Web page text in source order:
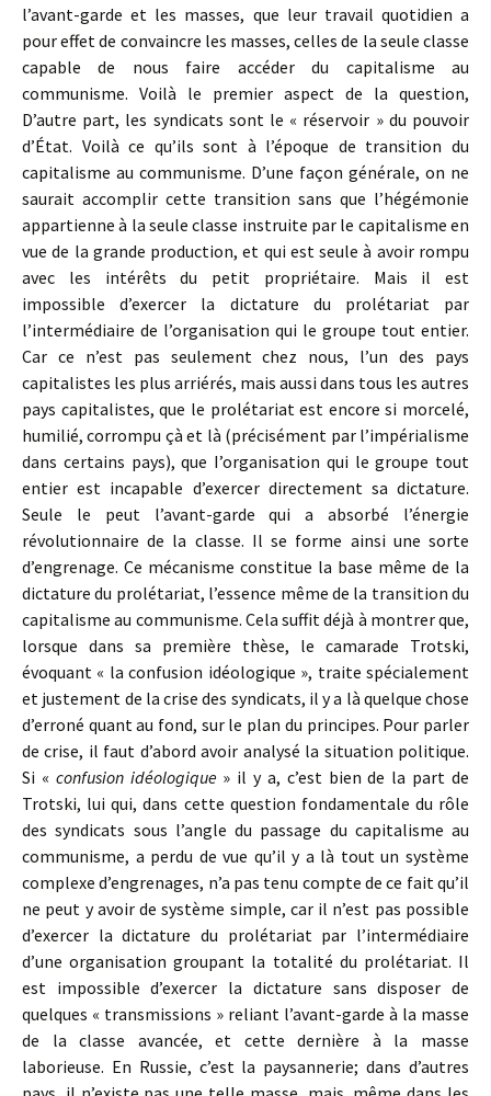
l’avant-garde et les masses, que leur travail quotidien a
pour effet de convaincre les masses, celles de la seule classe
capable de nous faire accéder du capitalisme au
communisme. Voilà le premier aspect de la question,
D’autre part, les syndicats sont le « réservoir » du pouvoir
d’État. Voilà ce qu’ils sont à l’époque de transition du
capitalisme au communisme. D’une façon générale, on ne
saurait accomplir cette transition sans que l’hégémonie
appartienne à la seule classe instruite par le capitalisme en
vue de la grande production, et qui est seule à avoir rompu
avec les intérêts du petit propriétaire. Mais il est
impossible d’exercer la dictature du prolétariat par
l’intermédiaire de l’organisation qui le groupe tout entier.
Car ce n’est pas seulement chez nous, l’un des pays
capitalistes les plus arriérés, mais aussi dans tous les autres
pays capitalistes, que le prolétariat est encore si morcelé,
humilié, corrompu çà et là (précisément par l’impérialisme
dans certains pays), que I’organisation qui le groupe tout
entier est incapable d’exercer directement sa dictature.
Seule le peut l’avant-garde qui a absorbé l’énergie
révolutionnaire de la classe. Il se forme ainsi une sorte
d’engrenage. Ce mécanisme constitue la base même de la
dictature du prolétariat, l’essence même de la transition du
capitalisme au communisme. Cela suffit déjà à montrer que,
lorsque dans sa première thèse, le camarade Trotski,
évoquant « la confusion idéologique », traite spécialement
et justement de la crise des syndicats, il y a là quelque chose
d’erroné quant au fond, sur le plan du principes. Pour parler
de crise, il faut d’abord avoir analysé la situation politique.
Si « confusion idéologique » il y a, c’est bien de la part de
Trotski, lui qui, dans cette question fondamentale du rôle
des syndicats sous l’angle du passage du capitalisme au
communisme, a perdu de vue qu’il y a là tout un système
complexe d’engrenages, n’a pas tenu compte de ce fait qu’il
ne peut y avoir de système simple, car il n’est pas possible
d’exercer la dictature du prolétariat par l’intermédiaire
d’une organisation groupant la totalité du prolétariat. Il
est impossible d’exercer la dictature sans disposer de
quelques « transmissions » reliant l’avant-garde à la masse
de la classe avancée, et cette dernière à la masse
laborieuse. En Russie, c’est la paysannerie; dans d’autres